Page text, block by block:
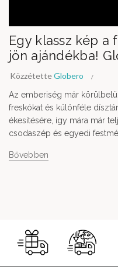
Egy klassz kép
jön ajándékba!
KözzétetteGlobero
Az emberiség már
freskókat és különféle
ékesítésére, így mára már
csodaszép és egyedi
Bővebben